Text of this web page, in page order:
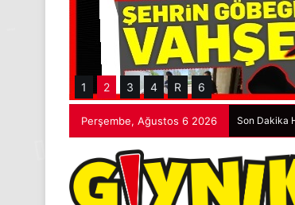
1 2 3 4 R 6
Perşembe, Ağustos 6 2026 Son Dakika